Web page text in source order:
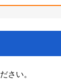
さい。